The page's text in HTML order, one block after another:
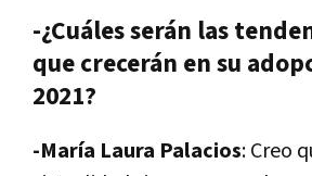
-¿Cuáles serán las
que crecerán en su
2021?
-María Laura Palacios: Creo